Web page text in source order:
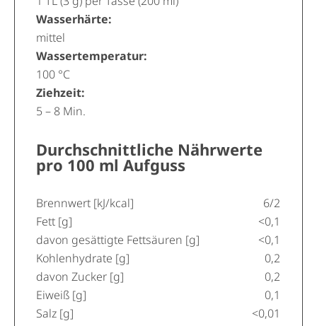
Wasserhärte:
mittel
Wassertemperatur:
100 °C
Ziehzeit:
5 – 8 Min.
Durchschnittliche Nährwerte
pro 100 ml Aufguss
Brennwert [kJ/kcal]
6/2
Fett [g]
<0,1
davon gesättigte Fettsäuren [g]
<0,1
Kohlenhydrate [g]
0,2
davon Zucker [g]
0,2
Eiweiß [g]
0,1
Salz [g]
<0,01